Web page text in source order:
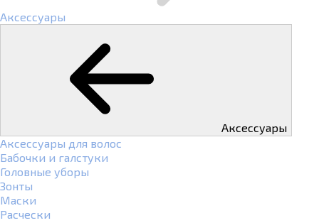
Аксессуары
Аксессуары
Аксессуары для волос
Бабочки и галстуки
Головные уборы
Зонты
Маски
Расчески